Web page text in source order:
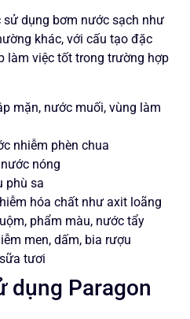
sử dụng bơm nước sạch như
khác, với cấu tạo đặc
làm việc tốt trong trường hợp
mặn, nước muối, vùng làm
nhiễm phèn chua
nóng
phù sa
hóa chất như axit loãng
phẩm màu, nước tẩy
men, dấm, bia rượu
tươi
dụng Paragon